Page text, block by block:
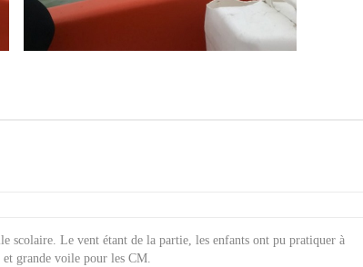
scolaire. Le vent étant de la partie, les enfants ont pu pratiquer à
grande voile pour les CM.